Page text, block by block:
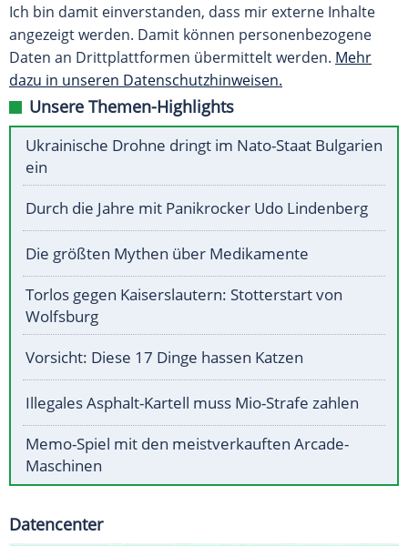
Ich bin damit einverstanden, dass mir externe Inhalte
angezeigt werden. Damit können personenbezogene
Daten an Drittplattformen übermittelt werden. Mehr
dazu in unseren Datenschutzhinweisen.
Unsere Themen-Highlights
Ukrainische Drohne dringt im Nato-Staat Bulgarien
ein
Durch die Jahre mit Panikrocker Udo Lindenberg
Die größten Mythen über Medikamente
Torlos gegen Kaiserslautern: Stotterstart von
Wolfsburg
Vorsicht: Diese 17 Dinge hassen Katzen
Illegales Asphalt-Kartell muss Mio-Strafe zahlen
Memo-Spiel mit den meistverkauften Arcade-
Maschinen
Datencenter